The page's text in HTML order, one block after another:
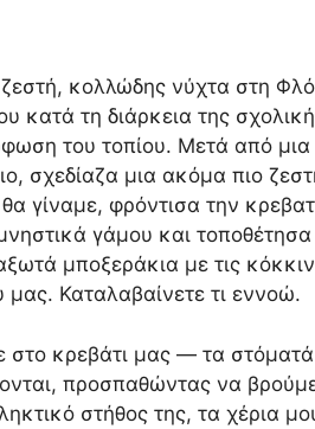
κολλώδης νύχτα στη
κατά τη διάρκεια της
του τοπίου. Μετά από
σχεδίαζα μια ακόμα πιο
γίναμε, φρόντισα την
γάμου και
μποξεράκια με τις
Καταλαβαίνετε τι εννοώ.
στο κρεβάτι μας — τα
προσπαθώντας να
στήθος της, τα χέρια